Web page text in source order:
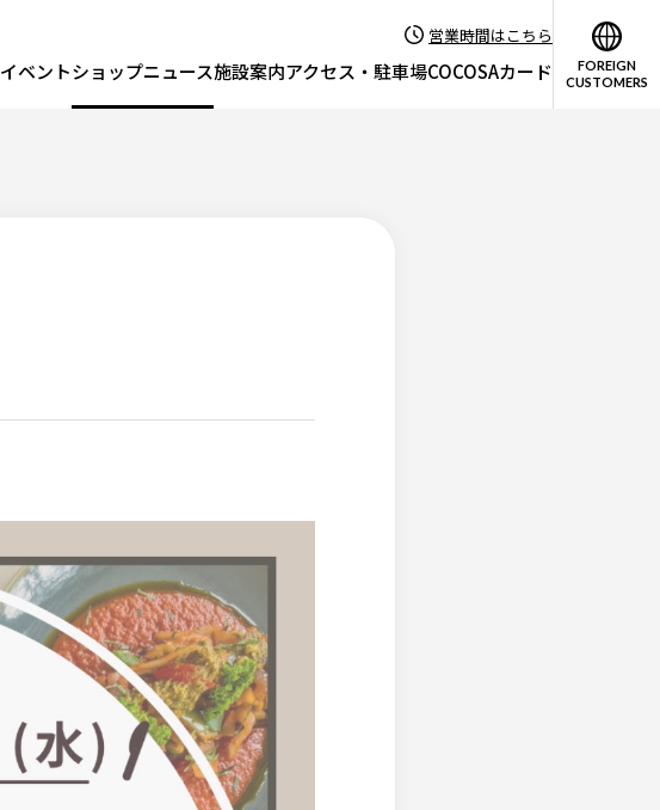
営業時間はこちら
イベントショップニュース施設案内アクセス・駐車場COCOSAカード
FOREIGN
CUSTOMERS